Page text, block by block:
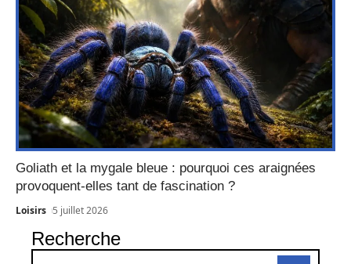
Goliath et la mygale bleue : pourquoi ces araignées
provoquent-elles tant de fascination ?
Loisirs 5 juillet 2026
Recherche